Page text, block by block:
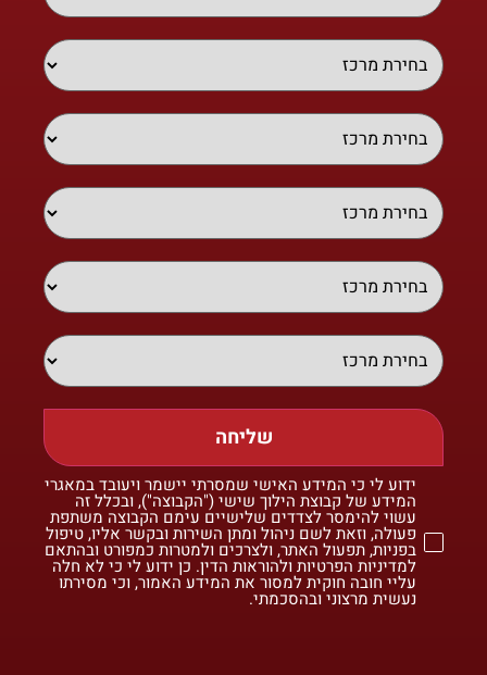
שליחה
ידוע לי כי המידע האישי שמסרתי יישמר ויעובד במאגרי
המידע של קבוצת הילוך שישי ("הקבוצה"), ובכלל זה
עשוי להימסר לצדדים שלישיים עימם הקבוצה משתפת
פעולה, וזאת לשם ניהול ומתן השירות ובקשר אליו, טיפול
בפניות, תפעול האתר, ולצרכים ולמטרות כמפורט ובהתאם
למדיניות הפרטיות ולהוראות הדין. כן ידוע לי כי לא חלה
עליי חובה חוקית למסור את המידע האמור, וכי מסירתו
נעשית מרצוני ובהסכמתי.